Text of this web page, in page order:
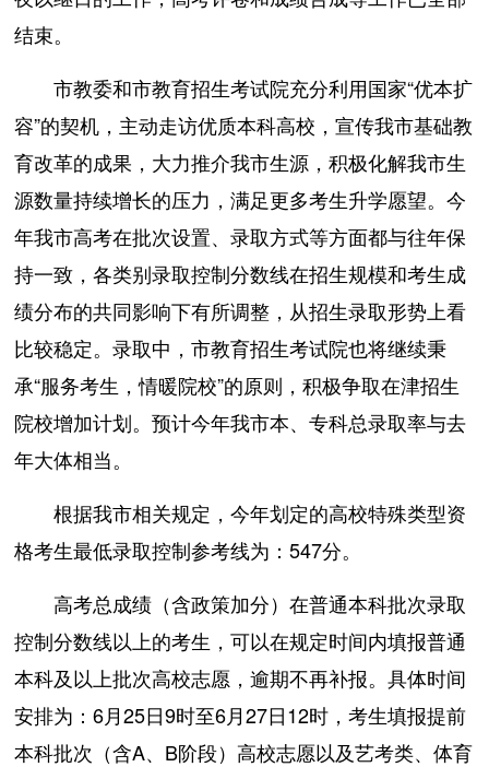
结束。
市教委和市教育招生考试院充分利用国家“优本扩
容”的契机，主动走访优质本科高校，宣传我市基础教
育改革的成果，大力推介我市生源，积极化解我市生
源数量持续增长的压力，满足更多考生升学愿望。今
年我市高考在批次设置、录取方式等方面都与往年保
持一致，各类别录取控制分数线在招生规模和考生成
绩分布的共同影响下有所调整，从招生录取形势上看
比较稳定。录取中，市教育招生考试院也将继续秉
承“服务考生，情暖院校”的原则，积极争取在津招生
院校增加计划。预计今年我市本、专科总录取率与去
年大体相当。
根据我市相关规定，今年划定的高校特殊类型资
格考生最低录取控制参考线为：547分。
高考总成绩（含政策加分）在普通本科批次录取
控制分数线以上的考生，可以在规定时间内填报普通
本科及以上批次高校志愿，逾期不再补报。具体时间
安排为：6月25日9时至6月27日12时，考生填报提前
本科批次（含A、B阶段）高校志愿以及艺考类、体育